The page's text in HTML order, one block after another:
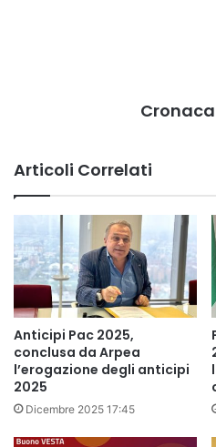
Articoli Correlati
Anticipi Pac 2025,
conclusa da Arpea
l’erogazione degli anticipi
2025
Dicembre 2025 17:45